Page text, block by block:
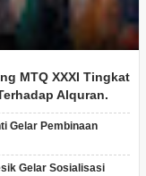
MTQ XXXI Tingkat
Alquran.
Gelar Pembinaan
Gelar Sosialisasi